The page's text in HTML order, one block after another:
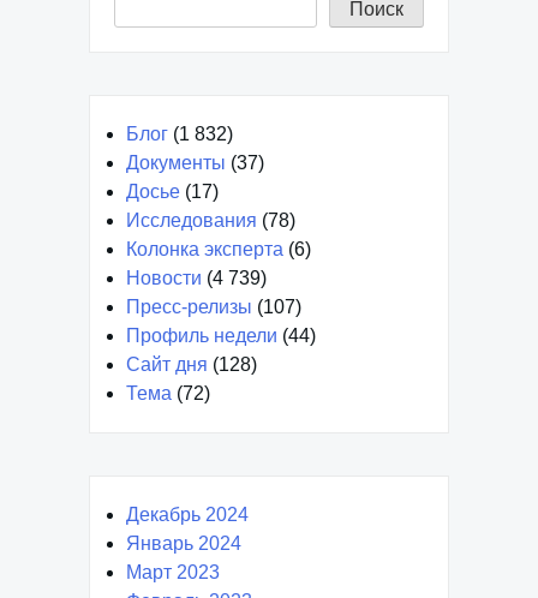
Поиск
Блог (1 832)
Документы (37)
Досье (17)
Исследования (78)
Колонка эксперта (6)
Новости (4 739)
Пресс-релизы (107)
Профиль недели (44)
Сайт дня (128)
Тема (72)
Декабрь 2024
Январь 2024
Март 2023